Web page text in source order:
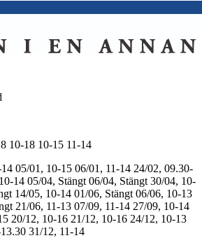
10-18 10-15 11-14
05/01, 10-15 06/01, 11-14 24/02, 09.30-
14 05/04, Stängt 06/04, Stängt 30/04, 10-
14/05, 10-14 01/06, Stängt 06/06, 10-13
21/06, 11-13 07/09, 11-14 27/09, 10-14
20/12, 10-16 21/12, 10-16 24/12, 10-13
31/12, 11-14